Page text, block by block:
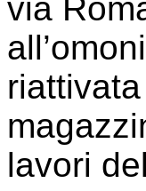
via
lavori